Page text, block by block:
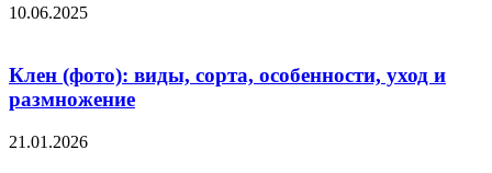
10.06.2025
Клен (фото): виды, сорта, особенности, уход и
размножение
21.01.2026